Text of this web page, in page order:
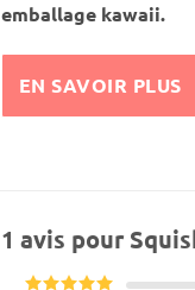
emballage kawaii.
EN SAVOIR PLUS
1 avis pour